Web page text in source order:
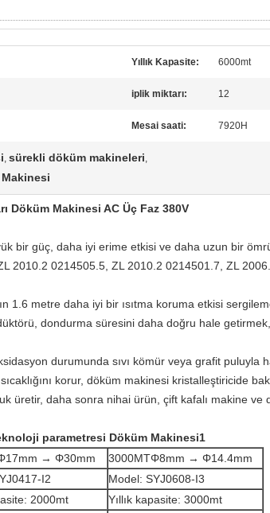
Yıllık Kapasite: 6000mt
iplik miktarı: 12
Mesai saati: 7920H
, sürekli döküm makineleri,
Makinesi
Döküm Makinesi AC Üç Faz 380V
bir güç, daha iyi erime etkisi ve daha uzun bir
2010.2 0214505.5, ZL 2010.2 0214501.7, ZL
1.6 metre daha iyi bir ısıtma koruma etkisi
dondurma süresini daha doğru hale
durumunda sıvı kömür veya grafit puluyla
korur, döküm makinesi kristalleştiricide bakır
üretir, daha sonra nihai ürün, çift kafalı makine ve
parametresi Döküm Makinesi1
→ Φ30mm
3000MTΦ8mm → Φ14.4mm
I2
Model: SYJ0608-I3
2000mt
Yıllık kapasite: 3000mt